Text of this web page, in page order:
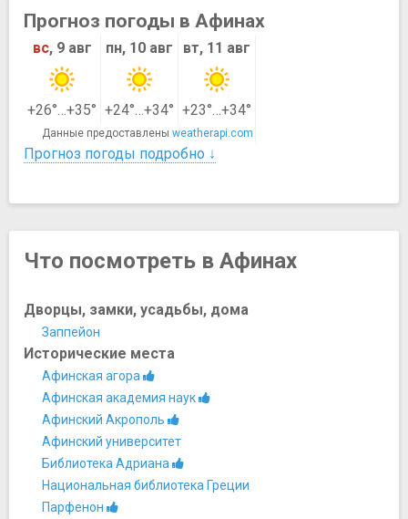
Прогноз погоды в Афинах
вс, 9 авг пн, 10 авг вт, 11 авг
+26°…+35° +24°…+34° +23°…+34°
Данные предоставлены weatherapi.com
Прогноз погоды подробно ↓
Что посмотреть в Афинах
Дворцы, замки, усадьбы, дома
Заппейон
Исторические места
Афинская агора
Афинская академия наук
Афинский Акрополь
Афинский университет
Библиотека Адриана
Национальная библиотека Греции
Парфенон